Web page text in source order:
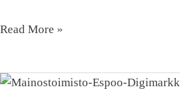
Read More »
AR-